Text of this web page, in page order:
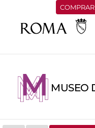
COMPRAR
MUSEO